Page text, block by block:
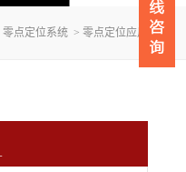
零点定位系统 > 零点定位应用